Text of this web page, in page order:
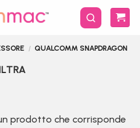
/ QUALCOMM SNAPDRAGON
prodotto che corrisponde